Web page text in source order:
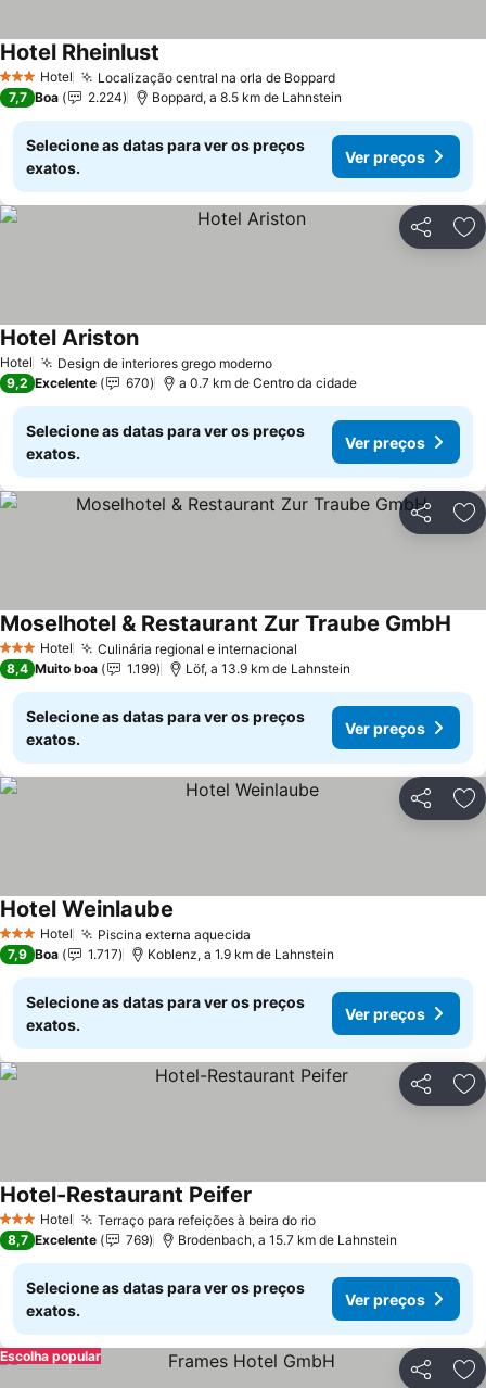
3 EstrelasHotel Localização central na orla de BoppardVer preços
Hotel Rheinlust
7,7 Boa 2.224 Boppard, a 8.5 km de Lahnstein
Selecione as datas para ver os preços
exatos.
Ver preços
Partilhar
Hotel Design de interiores grego modernoVer preços
Hotel AristonVer preços
9,2 Excelente 670 a 0.7 km de Centro da cidade
Selecione as datas para ver os preços
exatos.
Ver preços
Partilhar
3 EstrelasHotel Culinária regional e internacional
Moselhotel & Restaurant Zur Traube GmbH
8,4 Muito boa 1.199 Löf, a 13.9 km de Lahnstein
Selecione as datas para ver os preços
exatos.
Ver preços
Partilhar
3 EstrelasHotel Piscina externa aquecida
Hotel Weinlaube
7,9 Boa 1.717 Koblenz, a 1.9 km de Lahnstein
Selecione as datas para ver os preços
exatos.
Ver preços
Partilhar
3 EstrelasHotel Terraço para refeições à beira do rioVer preços
Hotel-Restaurant Peifer
8,7 Excelente 769 Brodenbach, a 15.7 km de Lahnstein
Selecione as datas para ver os preços
exatos.
Ver preços
Partilhar
Escolha popular